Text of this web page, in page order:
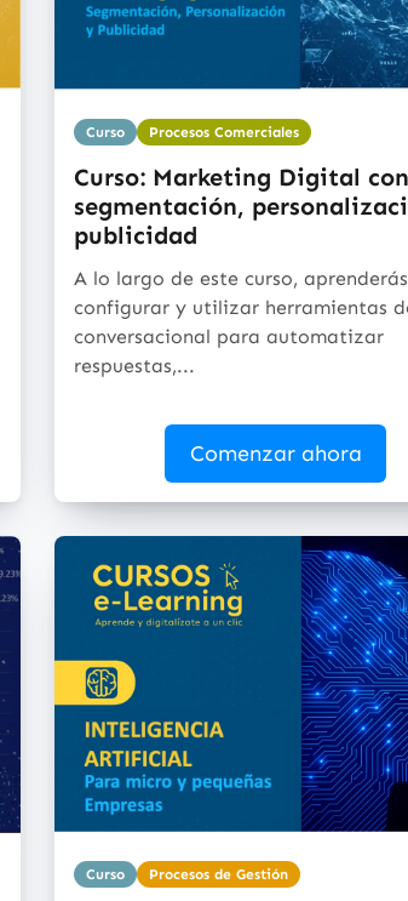
Curso Procesos Comerciales
Curso: Marketing Digital
segmentación,
publicidad
A lo largo de este curso,
configurar y utilizar herramientas
conversacional para automatizar
respuestas,...
Comenzar ahora
Curso Procesos de Gestión